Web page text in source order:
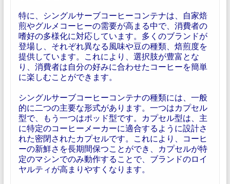
特に、シングルサーブコーヒーコンテナは、自家焙
煎やグルメコーヒーの需要が高まる中で、消費者の
嗜好の多様化に対応しています。多くのブランドが
登場し、それぞれ異なる風味や豆の種類、焙煎度を
提供しています。これにより、選択肢が豊富とな
り、消費者は自分の好みに合わせたコーヒーを簡単
に楽しむことができます。
シングルサーブコーヒーコンテナの種類には、一般
的に二つの主要な形式があります。一つはカプセル
型で、もう一つはポッド型です。カプセル型は、主
に特定のコーヒーメーカーに適合するように設計さ
れた密閉されたカプセルです。これにより、コーヒ
ーの新鮮さを長期間保つことができ、カプセルが特
定のマシンでのみ動作することで、ブランドのロイ
ヤルティが高まりやすくなります。